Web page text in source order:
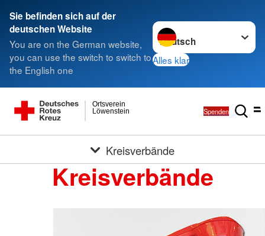
Sie befinden sich auf der
deutschen Website
You are on the German website,
you can use the switch to switch to
the English one
Sprache wechseln zu
Alles klar
Löwenstein
Ortsverein
Spenden
Kreisverbände
Kreisverbände